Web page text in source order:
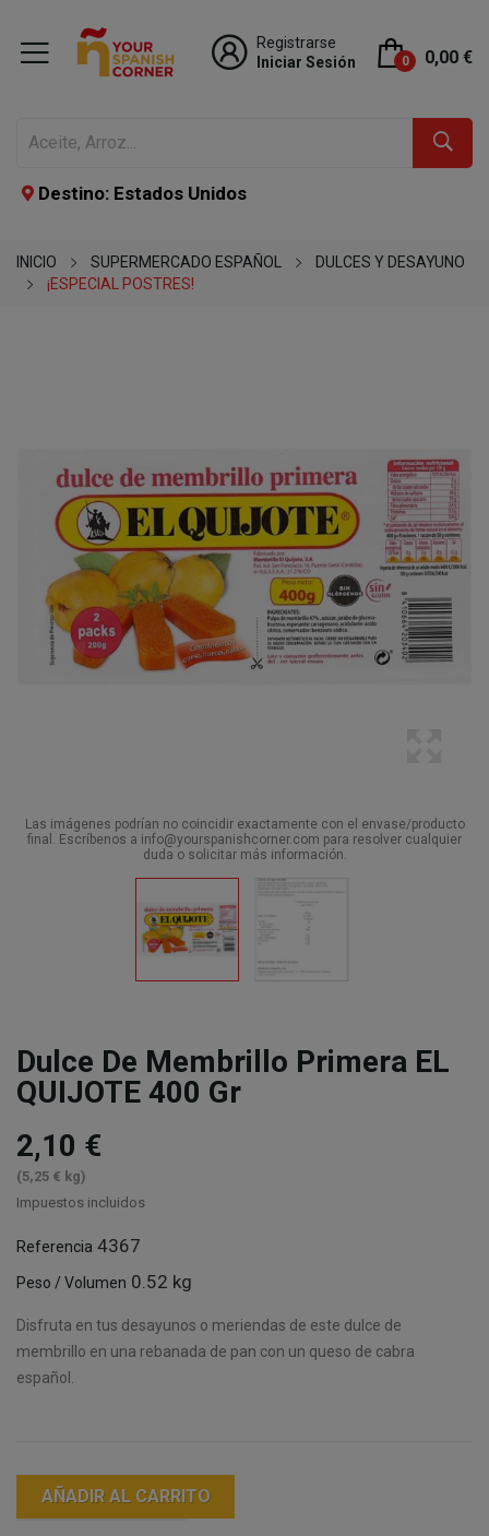
Registrarse
Iniciar Sesión
0 0,00 €
Destino: Estados Unidos
INICIO SUPERMERCADO ESPAÑOL
DULCES Y DESAYUNO
¡ESPECIAL POSTRES!
Las imágenes podrían no coincidir exactamente con el envase/producto
final. Escríbenos a info@yourspanishcorner.com para resolver cualquier
duda o solicitar más información.
Dulce De Membrillo Primera EL
QUIJOTE 400 Gr
2,10 €
(5,25 € kg)
Impuestos incluidos
Referencia 4367
Peso / Volumen 0.52 kg
Disfruta en tus desayunos o meriendas de este dulce de
membrillo en una rebanada de pan con un queso de cabra
español.
AÑADIR AL CARRITO